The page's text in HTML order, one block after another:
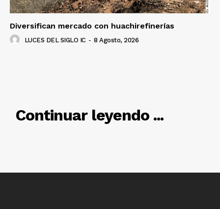
Diversifican mercado con huachirefinerías
LUCES DEL SIGLO IC - 8 Agosto, 2026
Continuar leyendo ...
RELACIONADO